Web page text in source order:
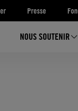
Presse
NOUS SOUTENIR